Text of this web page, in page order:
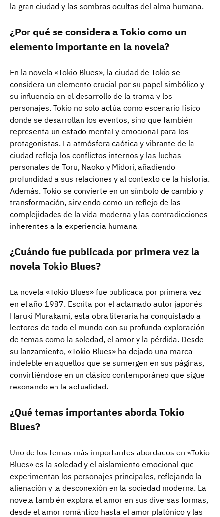
la gran ciudad y las sombras ocultas del alma humana.
¿Por qué se considera a Tokio como un
elemento importante en la novela?
En la novela «Tokio Blues», la ciudad de Tokio se
considera un elemento crucial por su papel simbólico y
su influencia en el desarrollo de la trama y los
personajes. Tokio no solo actúa como escenario físico
donde se desarrollan los eventos, sino que también
representa un estado mental y emocional para los
protagonistas. La atmósfera caótica y vibrante de la
ciudad refleja los conflictos internos y las luchas
personales de Toru, Naoko y Midori, añadiendo
profundidad a sus relaciones y al contexto de la historia.
Además, Tokio se convierte en un símbolo de cambio y
transformación, sirviendo como un reflejo de las
complejidades de la vida moderna y las contradicciones
inherentes a la experiencia humana.
¿Cuándo fue publicada por primera vez la
novela Tokio Blues?
La novela «Tokio Blues» fue publicada por primera vez
en el año 1987. Escrita por el aclamado autor japonés
Haruki Murakami, esta obra literaria ha conquistado a
lectores de todo el mundo con su profunda exploración
de temas como la soledad, el amor y la pérdida. Desde
su lanzamiento, «Tokio Blues» ha dejado una marca
indeleble en aquellos que se sumergen en sus páginas,
convirtiéndose en un clásico contemporáneo que sigue
resonando en la actualidad.
¿Qué temas importantes aborda Tokio
Blues?
Uno de los temas más importantes abordados en «Tokio
Blues» es la soledad y el aislamiento emocional que
experimentan los personajes principales, reflejando la
alienación y la desconexión en la sociedad moderna. La
novela también explora el amor en sus diversas formas,
desde el amor romántico hasta el amor platónico y las